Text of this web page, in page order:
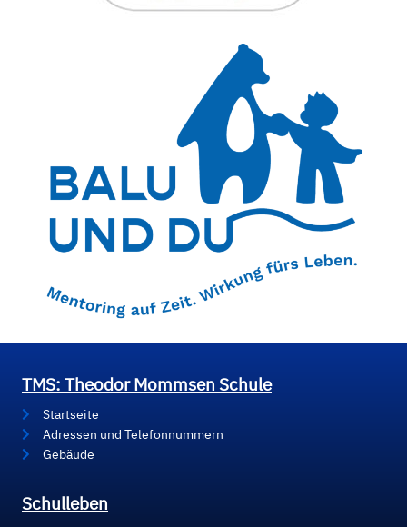
TMS: Theodor Mommsen Schule
Startseite
Adressen und Telefonnummern
Gebäude
Schulleben